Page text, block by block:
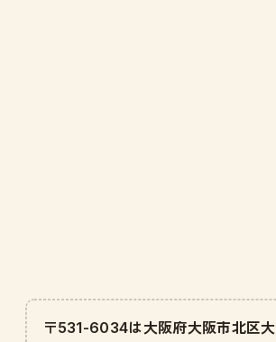
〒531-6034は大阪府大阪市北区